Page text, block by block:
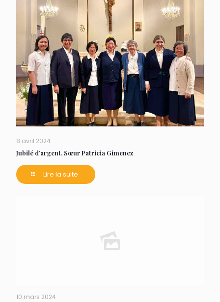
8 avril 2024
Jubilé d’argent, Sœur Patricia Gimenez
Lire la suite
10 mars 2024